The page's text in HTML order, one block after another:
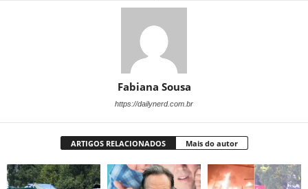
Fabiana Sousa
https://dailynerd.com.br
ARTIGOS RELACIONADOS Mais do autor